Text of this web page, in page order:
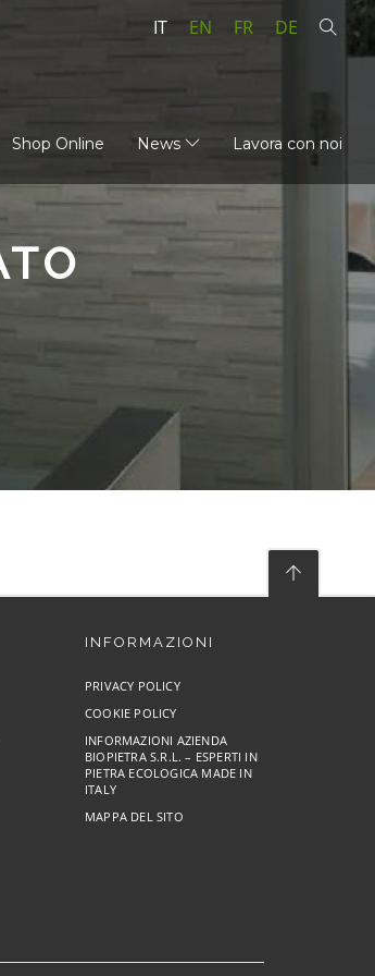
IT EN FR DE
Shop Online News Lavora con noi
INFORMAZIONI
PRIVACY POLICY
COOKIE POLICY
INFORMAZIONI AZIENDA
BIOPIETRA S.R.L. – ESPERTI IN
PIETRA ECOLOGICA MADE IN
ITALY
MAPPA DEL SITO